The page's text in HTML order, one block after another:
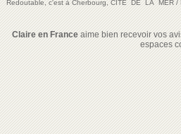
Redoutable, c'est à Cherbourg, CITE DE LA MER/
Claire en Franceaime bien recevoir vos
espaces